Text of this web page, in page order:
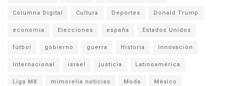
Columna Digital Cultura Deportes Donald Trump
economia Elecciones españa Estados Unidos
fútbol gobierno guerra Historia Innovación
Internacional israel justicia Latinoamérica
Liga MX mimorelia noticias Moda México